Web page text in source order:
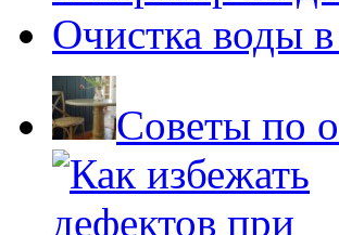
Очистка воды
Советы по